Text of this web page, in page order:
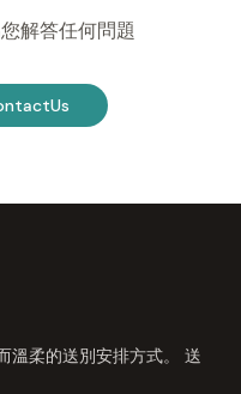
解答任何問題
溫柔的送別安排方式。 送